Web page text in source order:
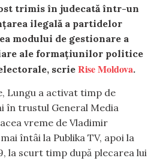
trimis în judecată într-un
ilegală a partidelor
modului de gestionare a
ale formațiunilor politice
scrie Rise Moldova.
Lungu a activat timp de
în trustul General Media
vreme de Vladimir
întâi la Publika TV, apoi la
la scurt timp după plecarea lui